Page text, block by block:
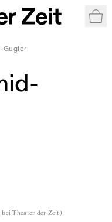
Gugler
Theater der Zeit )